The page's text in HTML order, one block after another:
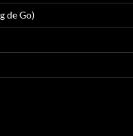
de Go)